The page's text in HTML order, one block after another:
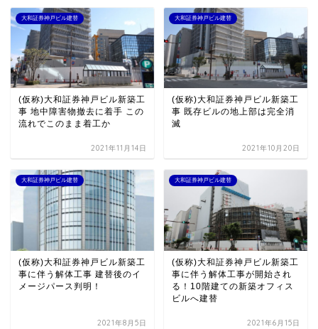
大和証券神戸ビル建替
(仮称)大和証券神戸ビル新築工
事 地中障害物撤去に着手 この
流れでこのまま着工か
2021年11月14日
大和証券神戸ビル建替
(仮称)大和証券神戸ビル新築工
事 既存ビルの地上部は完全消
滅
2021年10月20日
大和証券神戸ビル建替
(仮称)大和証券神戸ビル新築工
事に伴う解体工事 建替後のイ
メージパース判明！
2021年8月5日
大和証券神戸ビル建替
(仮称)大和証券神戸ビル新築工
事に伴う解体工事が開始され
る！10階建ての新築オフィス
ビルへ建替
2021年6月15日